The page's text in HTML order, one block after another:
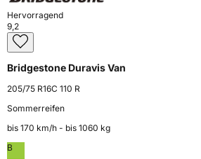
Hervorragend
9,2
Bridgestone Duravis Van
205/75 R16C 110 R
Sommerreifen
bis 170 km⁠/⁠h - bis 1060 kg
B